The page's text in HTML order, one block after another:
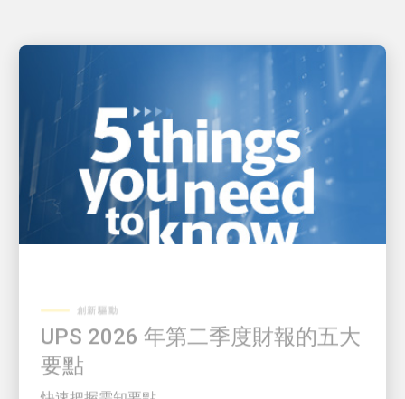
UPS 2026 年第二季度財報的五大
要點
快速把握需知要點